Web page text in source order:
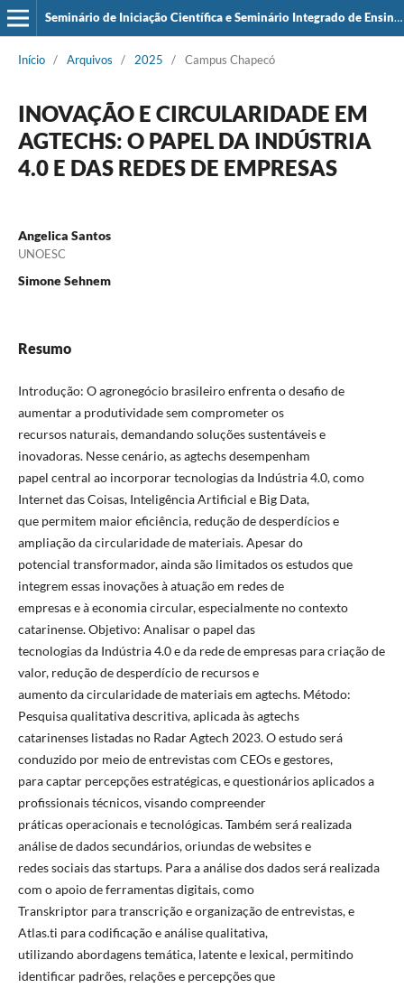
Seminário de Iniciação Científica e Seminário Integrado de Ensino, Pesquisa e Extensão (SIEPE)
Início / Arquivos / 2025 / Campus Chapecó
INOVAÇÃO E CIRCULARIDADE EM
AGTECHS: O PAPEL DA INDÚSTRIA
4.0 E DAS REDES DE EMPRESAS
Angelica Santos
UNOESC
Simone Sehnem
Resumo
Introdução: O agronegócio brasileiro enfrenta o desafio de
aumentar a produtividade sem comprometer os
recursos naturais, demandando soluções sustentáveis e
inovadoras. Nesse cenário, as agtechs desempenham
papel central ao incorporar tecnologias da Indústria 4.0, como
Internet das Coisas, Inteligência Artificial e Big Data,
que permitem maior eficiência, redução de desperdícios e
ampliação da circularidade de materiais. Apesar do
potencial transformador, ainda são limitados os estudos que
integrem essas inovações à atuação em redes de
empresas e à economia circular, especialmente no contexto
catarinense. Objetivo: Analisar o papel das
tecnologias da Indústria 4.0 e da rede de empresas para criação de
valor, redução de desperdício de recursos e
aumento da circularidade de materiais em agtechs. Método:
Pesquisa qualitativa descritiva, aplicada às agtechs
catarinenses listadas no Radar Agtech 2023. O estudo será
conduzido por meio de entrevistas com CEOs e gestores,
para captar percepções estratégicas, e questionários aplicados a
profissionais técnicos, visando compreender
práticas operacionais e tecnológicas. Também será realizada
análise de dados secundários, oriundas de websites e
redes sociais das startups. Para a análise dos dados será realizada
com o apoio de ferramentas digitais, como
Transkriptor para transcrição e organização de entrevistas, e
Atlas.ti para codificação e análise qualitativa,
utilizando abordagens temática, latente e lexical, permitindo
identificar padrões, relações e percepções que